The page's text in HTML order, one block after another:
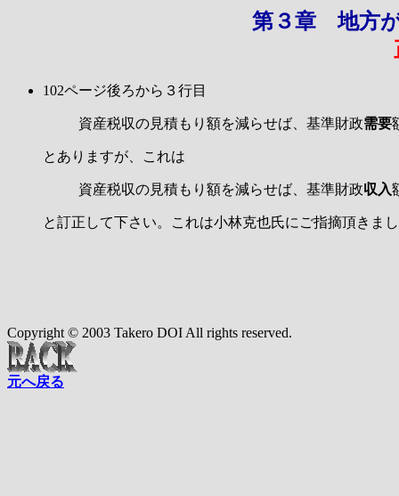
第３章 地方
102ページ後ろから３行目
資産税収の見積もり額を減らせば、基準財政需要
とありますが、これは
資産税収の見積もり額を減らせば、基準財政収入
と訂正して下さい。これは小林克也氏にご指摘頂きま
Copyright © 2003 Takero DOI All rights reserved.
元へ戻る